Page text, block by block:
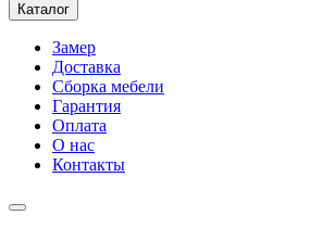
Каталог
Замер
Доставка
Сборка мебели
Гарантия
Оплата
О нас
Контакты